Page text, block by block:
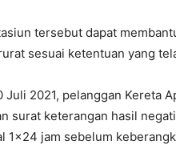
tersebut dapat
sesuai ketentuan yang
2021, pelanggan Kereta
surat keterangan hasil
1×24 jam sebelum